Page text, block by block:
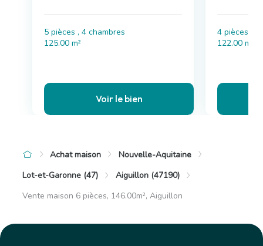
5 pièces , 4 chambres
125.00 m²
Voir le bien
4 pièces , 3
122.00 m²
Achat maison
Nouvelle-Aquitaine
Lot-et-Garonne (47)
Aiguillon (47190)
Vente maison 6 pièces, 146.00m², Aiguillon